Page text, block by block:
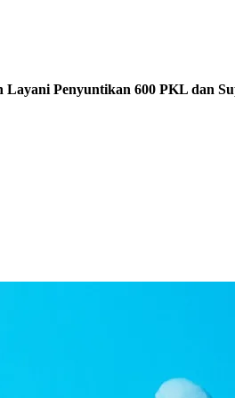
Layani Penyuntikan 600 PKL dan